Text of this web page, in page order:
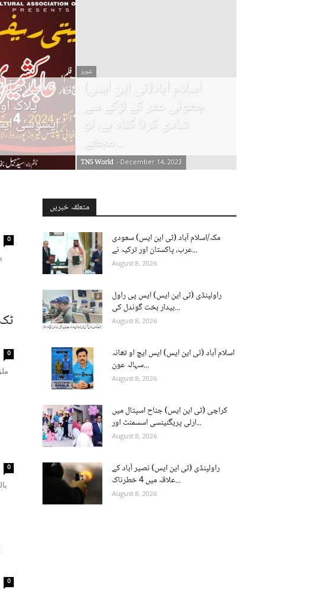
اسلام
پلاک
ایسوسی
شوبز
اسلام آباد(ٹی این ایس)
چھوٹی عمر کے لڑکے سے
شادی کرنا گناہ ہے، تو
TNS World - December 14, 2023
0
0
0
0
متعلقہ خبریں
مکہ/اسلام آباد (ٹی این ایس) سعودی
عرب، پاکستان اور ترکیہ نے...
August 8, 2026
راولپنڈی (ٹی این ایس) ایس پی راول
بیدار بخت گوندل کی...
August 8, 2026
اسلام آباد (ٹی این ایس) ایس ایچ او تھانہ
سہالہ عون...
August 8, 2026
کراچی (ٹی این ایس) جناح اسپتال میں
ارلی پریگنینسی اسسمنٹ اور...
August 8, 2026
راولپنڈی (ٹی این ایس) نصیر آباد کے
علاقہ میں 4 خطرناک...
August 8, 2026